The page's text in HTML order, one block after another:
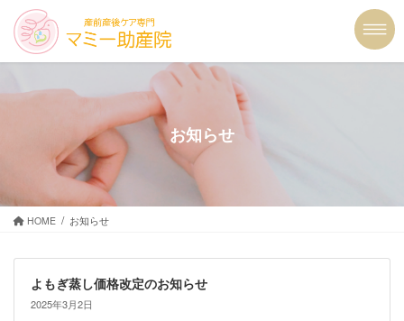
ン
ー
お知らせ
HOME お知らせ
よもぎ蒸し価格改定のお知らせ
2025年3月2日